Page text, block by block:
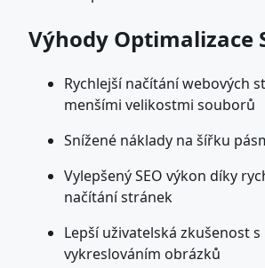
Výhody Optimalizace
Rychlejší načítání webových
menšími velikostmi souborů
Snížené náklady na šířku
Vylepšený SEO výkon díky
načítání stránek
Lepší uživatelská zkušenost
vykreslováním obrázků